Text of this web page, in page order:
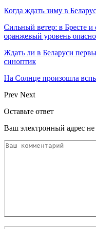
Когда ждать зиму в
Сильный ветер: в Бресте и
оранжевый уровень
Ждать ли в Беларуси
синоптик
На Солнце произошла
Prev Next
Оставьте ответ
Ваш электронный адрес не